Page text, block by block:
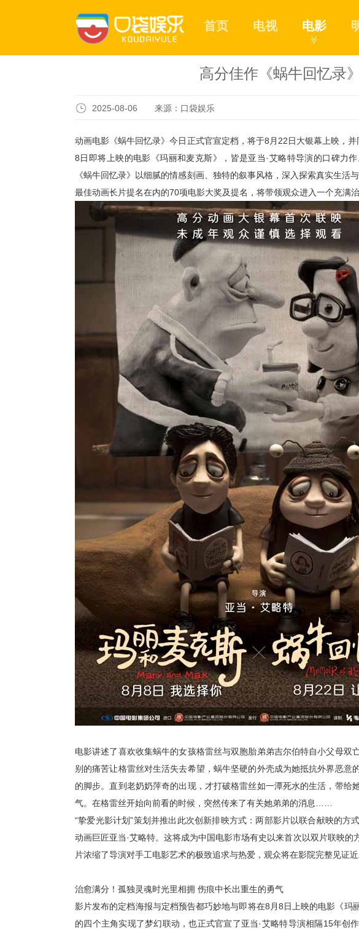
首页 电视 电影
≫
高分佳作《蜗牛回忆录
2025-08-06 来源：口袋娱乐
动画电影《蜗牛回忆录》今日正式官宣定档，将于8 月 22日大银幕上映，
8日即将上映的电影《玛丽和麦克斯》，皆是亚当·艾略特导演的口碑力
《蜗牛回忆录》以细腻的情感刻画、独特的叙事风格，深入探索真实生活
最佳动画长片提名在内的70项电影大奖及提名，将带领观众进入一个充满
电影讲述了喜欢收集蜗牛的女孩格雷丝与双胞胎弟弟吉尔伯特自小父母双
别的痛苦让格雷丝对生活失去希望，蜗牛坚硬的外壳成为她抵抗外界恶意
的脚步。直到老奶奶萍奇的出现，才打破格雷丝如一潭死水的生活，带给
气。在格雷丝开始向前看的时候，突然传来了有关她弟弟的消息……
“挚爱光影计划”策划并推出此次创新排映方式：两部影片以联合献映的方
动画巨匠亚当·艾略特。这将成为中国电影市场有史以来首次以双片联映
片浓缩了导演对手工电影艺术的极致追求与热爱，观众将在影院完整见证近
治愈满分！孤独灵魂时光里相拥 伤痕中长出重生的勇气
影片发布的定档海报与定档预告都巧妙地与即将在8 月8日上映的电影《玛
的四个主角实现了梦幻联动，也正式官宣了亚当·艾略特导演相隔15年创